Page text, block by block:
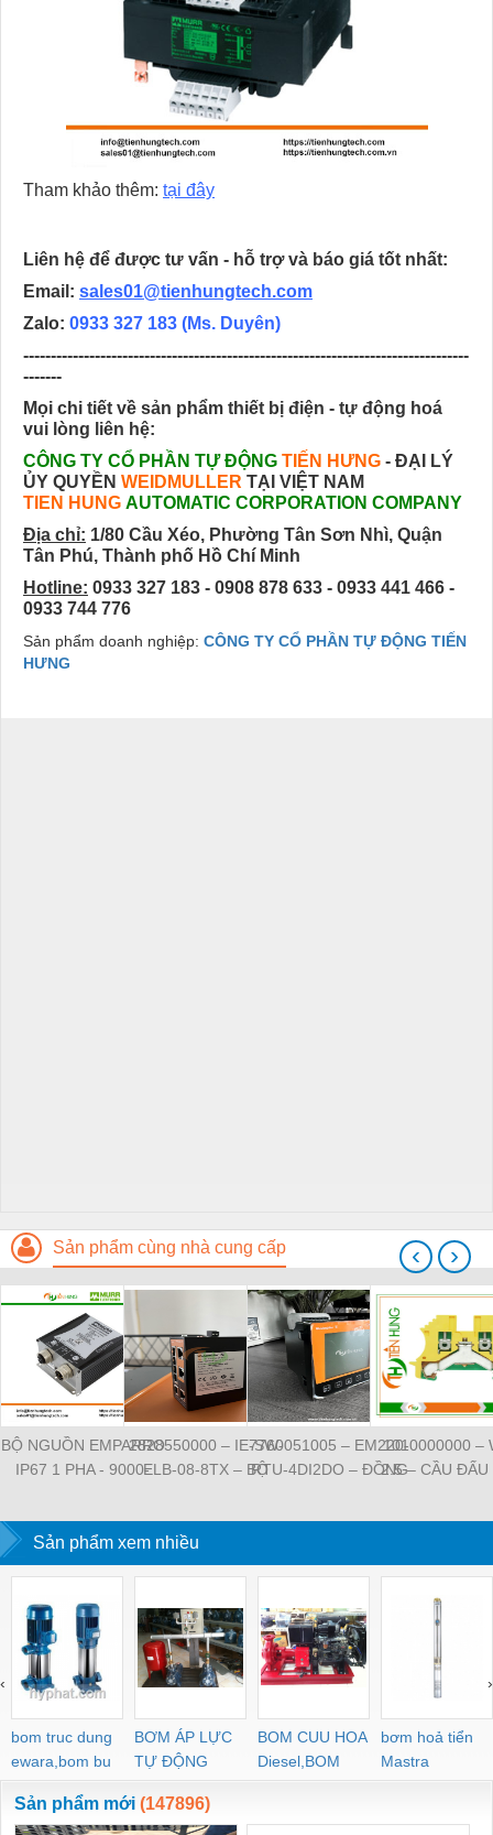
Tham khảo thêm: tại đây
Liên hệ để được tư vấn - hỗ trợ và báo giá tốt nhất:
Email: sales01@tienhungtech.com
Zalo: 0933 327 183 (Ms. Duyên)
---------------------------------------------------------------------------------
-------
Mọi chi tiết về sản phẩm thiết bị điện - tự động hoá
vui lòng liên hệ:
CÔNG TY CỔ PHẦN TỰ ĐỘNG TIẾN HƯNG - ĐẠI LÝ
ỦY QUYỀN WEIDMULLER TẠI VIỆT NAM
TIEN HUNG AUTOMATIC CORPORATION COMPANY
Địa chỉ: 1/80 Cầu Xéo, Phường Tân Sơn Nhì, Quận
Tân Phú, Thành phố Hồ Chí Minh
Hotline: 0933 327 183 - 0908 878 633 - 0933 441 466 -
0933 744 776
Sản phẩm doanh nghiệp: CÔNG TY CỔ PHẦN TỰ ĐỘNG TIẾN
HƯNG
Sản phẩm cùng nhà cung cấp
BỘ NGUỒN EMPARRO
IP67 1 PHA - 9000-
EMPARRO IP67
POWER SUPPLY 1-
PHASE
2828550000 – IE-SW-
ELB-08-8TX – BỘ
RJ45 – WEIDMULLER
7760051005 – EM220-
RTU-4DI2DO – ĐỒNG
ĐO ĐIỆN ÁP –
1010000000 –
2.5 – CẦU ĐẤU
‹ ›
Sản phẩm xem nhiều
bom truc dung
ewara,bom bu
ewara
BƠM ÁP LỰC
TỰ ĐỘNG
BOM CUU HOA
Diesel,BOM
CHUA CHAY
bơm hoả tiển
Mastra
‹ ›
Sản phẩm mới (147896)